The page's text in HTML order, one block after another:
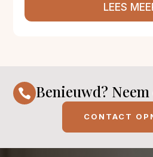
LEES
 Benieuwd?
CONTACT